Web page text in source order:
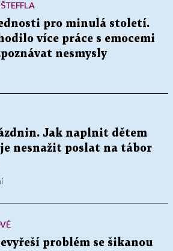
pro minulá století.
více práce s emocemi
nesmysly
Jak naplnit dětem
nesnažit poslat na tábor
problém se šikanou